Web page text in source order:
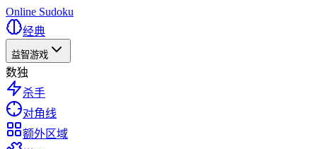
Online Sudoku
经典
益智游戏
数独
杀手
对角线
额外区域